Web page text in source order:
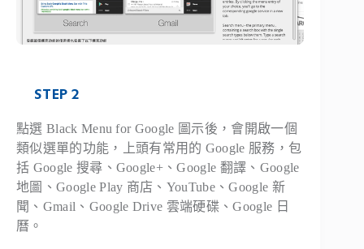
STEP 2
點選 Black Menu for Google 圖示後，會開啟一個
類似選單的功能，上頭有常用的 Google 服務，包
括 Google 搜尋、Google+、Google 翻譯、Google
地圖、Google Play 商店、YouTube、Google 新
聞、Gmail、Google Drive 雲端硬碟、Google 日
曆。